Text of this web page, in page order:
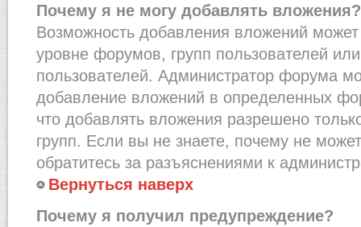
Почему я не могу добавлять вложения?
Возможность добавления вложений может
уровне форумов, групп пользователей
пользователей. Администратор форума
добавление вложений в определенных
что добавлять вложения разрешено
групп. Если вы не знаете, почему не
обратитесь за разъяснениями к
Вернуться наверх
Почему я получил предупреждение?